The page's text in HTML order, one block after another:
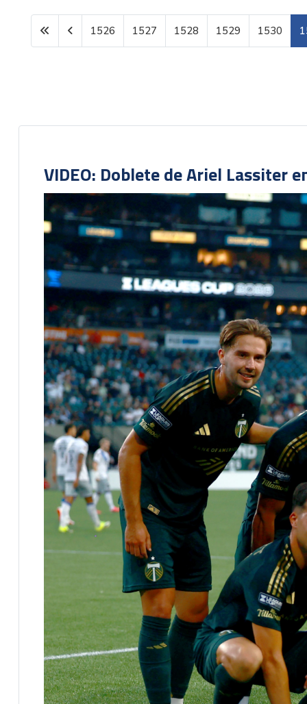
Página 1531 de 1602
1526 1527 1528 1529 1530
VIDEO: Doblete de Ariel Lassiter